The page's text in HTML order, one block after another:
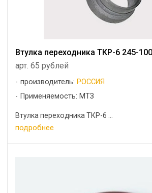
Втулка переходника ТКР-6 245-
арт. 65 рублей
производитель: РОССИЯ
Применяемость: МТЗ
Втулка переходника ТКР-6 ...
подробнее